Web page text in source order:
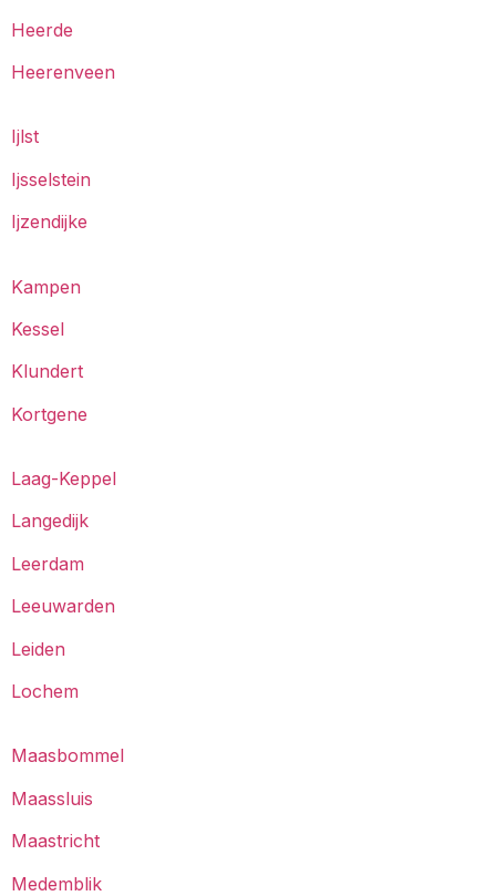
Heerde
Heerenveen
Ijlst
Ijsselstein
Ijzendijke
Kampen
Kessel
Klundert
Kortgene
Laag-Keppel
Langedijk
Leerdam
Leeuwarden
Leiden
Lochem
Maasbommel
Maassluis
Maastricht
Medemblik